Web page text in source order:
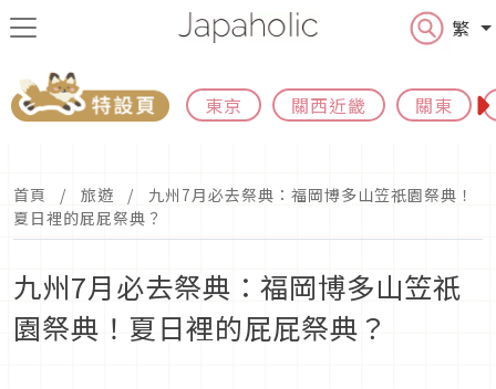
繁
東京 關西近畿 關東
首頁 旅遊
九州7月必去祭典：福岡博多山笠祇園祭典！
夏日裡的屁屁祭典？
九州7月必去祭典：福岡博多山笠祇
園祭典！夏日裡的屁屁祭典？